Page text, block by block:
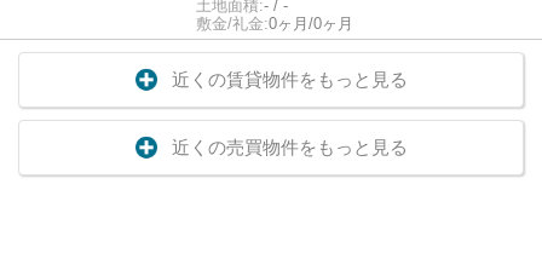
土地面積:- / -
敷金/礼金:0ヶ月/0ヶ月
近くの賃貸物件をもっと見る
近くの売買物件をもっと見る